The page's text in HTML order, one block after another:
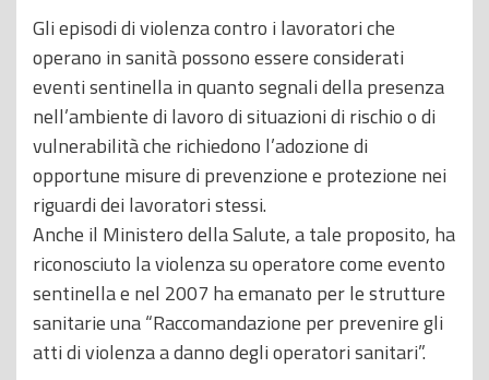
Gli episodi di violenza contro i lavoratori che
operano in sanità possono essere considerati
eventi sentinella in quanto segnali della presenza
nell’ambiente di lavoro di situazioni di rischio o di
vulnerabilità che richiedono l’adozione di
opportune misure di prevenzione e protezione nei
riguardi dei lavoratori stessi.
Anche il Ministero della Salute, a tale proposito, ha
riconosciuto la violenza su operatore come evento
sentinella e nel 2007 ha emanato per le strutture
sanitarie una “Raccomandazione per prevenire gli
atti di violenza a danno degli operatori sanitari”.